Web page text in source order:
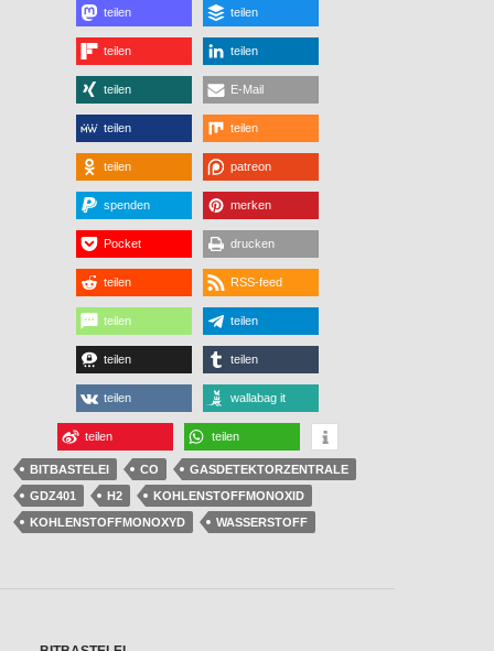
teilen teilen
teilen teilen
teilen E-Mail
teilen teilen
teilen patreon
spenden merken
Pocket drucken
teilen RSS-feed
teilen teilen
teilen teilen
teilen wallabag it
teilen teilen
BITBASTELEI CO
GASDETEKTORZENTRALE
GDZ401
H2
KOHLENSTOFFMONOXID
KOHLENSTOFFMONOXYD
WASSERSTOFF